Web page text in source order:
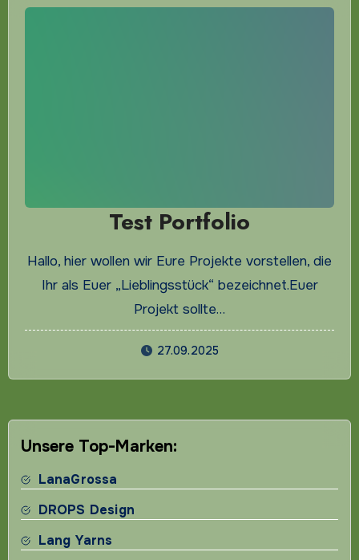
Test Portfolio
Hallo, hier wollen wir Eure Projekte vorstellen, die
Ihr als Euer „Lieblingsstück“ bezeichnet.Euer
Projekt sollte…
27.09.2025
Unsere Top-Marken:
LanaGrossa
DROPS Design
Lang Yarns